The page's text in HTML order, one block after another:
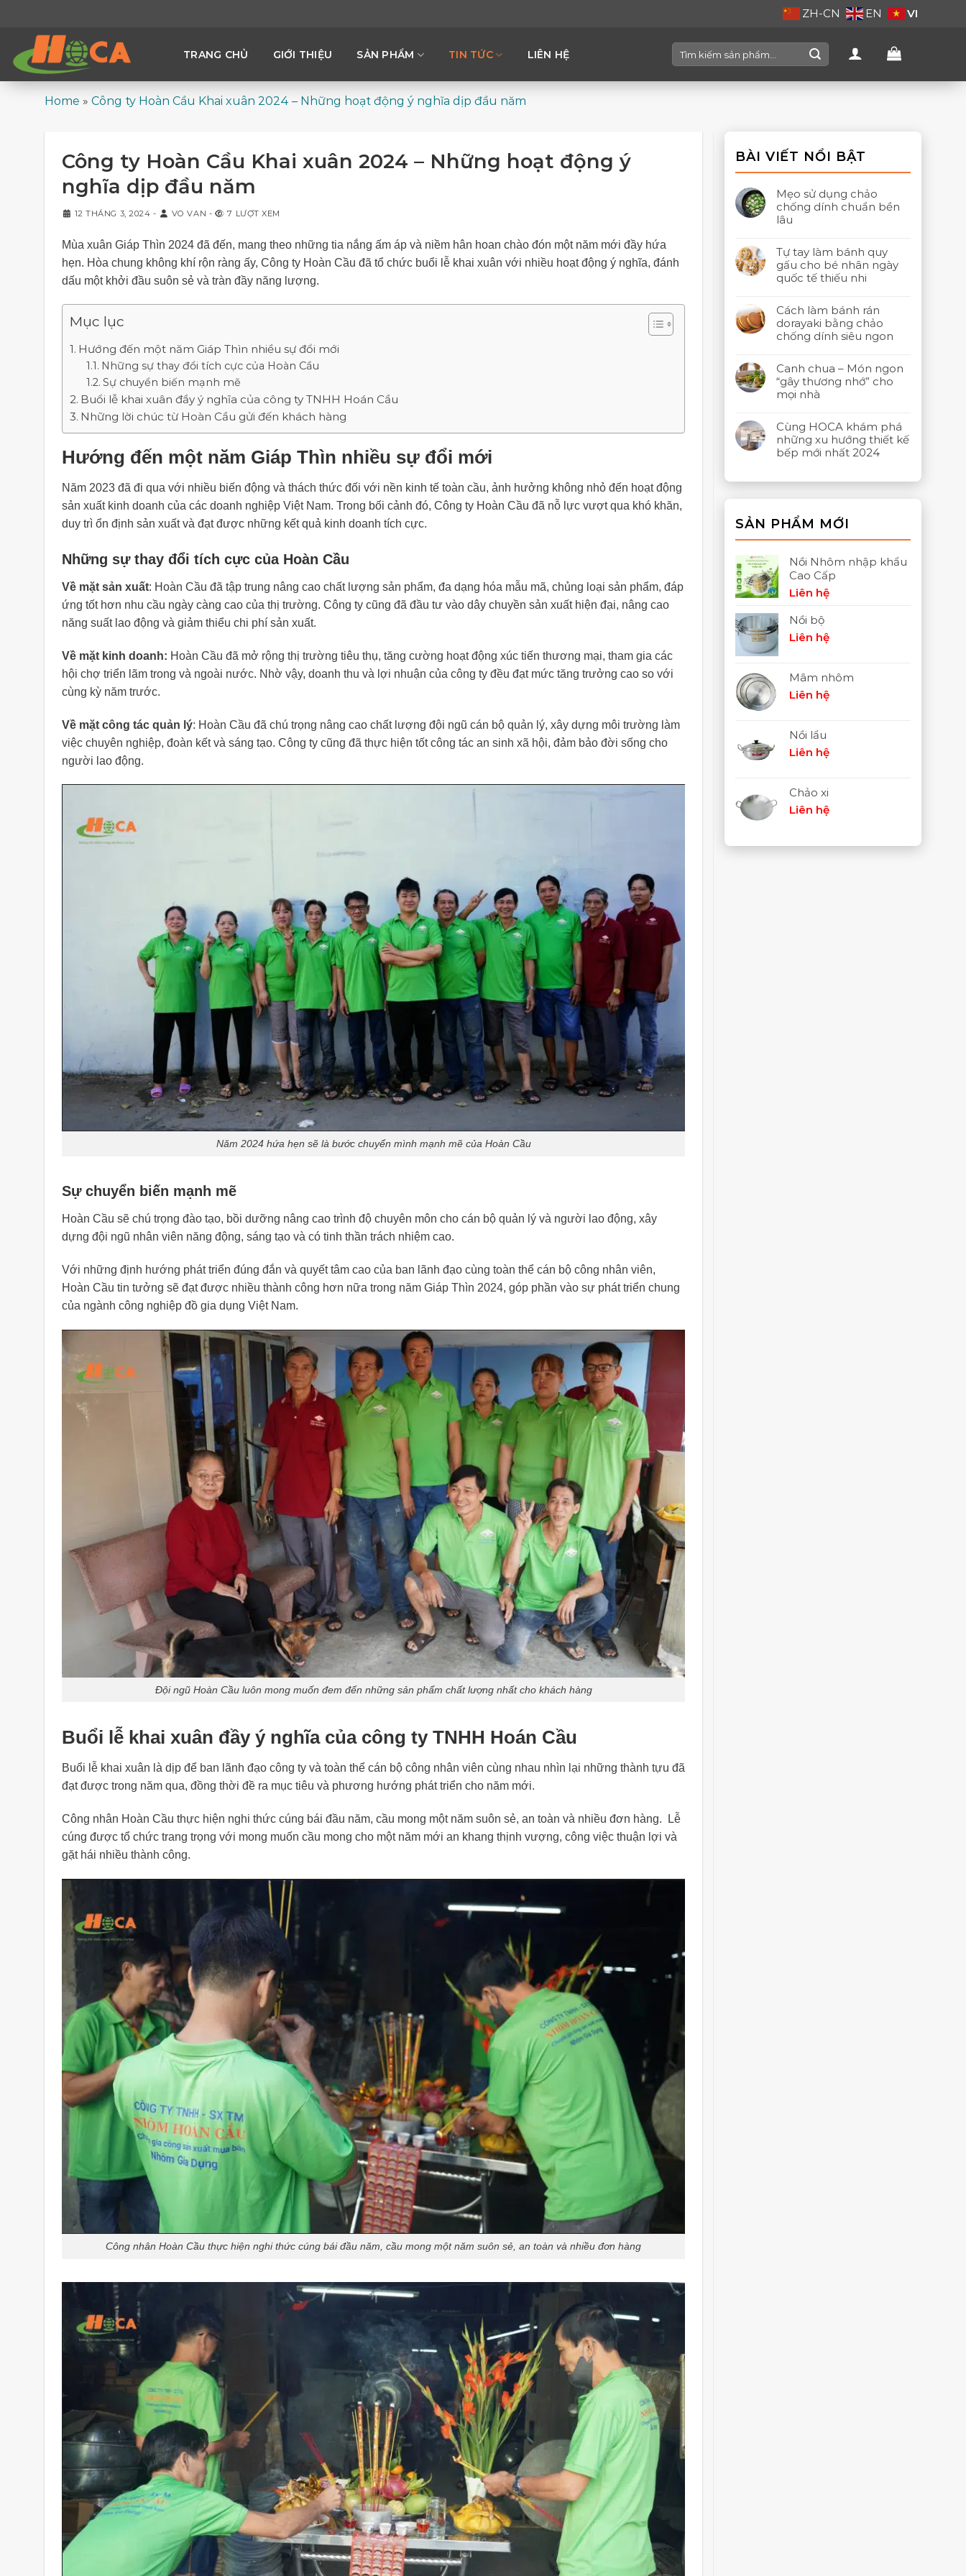
content
ZH-CN EN VI
TRANG CHỦ GIỚI THIỆU SẢN PHẨM TIN TỨC LIÊN HỆ
for:
Home » Công ty Hoàn Cầu Khai xuân 2024 – Những hoạt động ý nghĩa dịp đầu năm
Công ty Hoàn Cầu Khai xuân 2024 – Những hoạt động ý
nghĩa dịp đầu năm
12 THÁNG 3, 2024 - VO VAN - 7 LƯỢT XEM
Mùa xuân Giáp Thìn 2024 đã đến, mang theo những tia nắng ấm áp và niềm hân hoan chào đón một năm mới đầy hứa
hẹn. Hòa chung không khí rộn ràng ấy, Công ty Hoàn Cầu đã tổ chức buổi lễ khai xuân với nhiều hoạt động ý nghĩa, đánh
dấu một khởi đầu suôn sẻ và tràn đầy năng lượng.
Mục lục
Hướng đến một năm Giáp Thìn nhiều sự đổi mới
Những sự thay đổi tích cực của Hoàn Cầu
Sự chuyển biến mạnh mẽ
Buổi lễ khai xuân đầy ý nghĩa của công ty TNHH Hoán Cầu
Những lời chúc từ Hoàn Cầu gửi đến khách hàng
Hướng đến một năm Giáp Thìn nhiều sự đổi mới
Năm 2023 đã đi qua với nhiều biến động và thách thức đối với nền kinh tế toàn cầu, ảnh hưởng không nhỏ đến hoạt động
sản xuất kinh doanh của các doanh nghiệp Việt Nam. Trong bối cảnh đó, Công ty Hoàn Cầu đã nỗ lực vượt qua khó khăn,
duy trì ổn định sản xuất và đạt được những kết quả kinh doanh tích cực.
Những sự thay đổi tích cực của Hoàn Cầu
Về mặt sản xuất: Hoàn Cầu đã tập trung nâng cao chất lượng sản phẩm, đa dạng hóa mẫu mã, chủng loại sản phẩm, đáp
ứng tốt hơn nhu cầu ngày càng cao của thị trường. Công ty cũng đã đầu tư vào dây chuyền sản xuất hiện đại, nâng cao
năng suất lao động và giảm thiểu chi phí sản xuất.
Về mặt kinh doanh: Hoàn Cầu đã mở rộng thị trường tiêu thụ, tăng cường hoạt động xúc tiến thương mại, tham gia các
hội chợ triển lãm trong và ngoài nước. Nhờ vậy, doanh thu và lợi nhuận của công ty đều đạt mức tăng trưởng cao so với
cùng kỳ năm trước.
Về mặt công tác quản lý: Hoàn Cầu đã chú trọng nâng cao chất lượng đội ngũ cán bộ quản lý, xây dựng môi trường làm
việc chuyên nghiệp, đoàn kết và sáng tạo. Công ty cũng đã thực hiện tốt công tác an sinh xã hội, đảm bảo đời sống cho
người lao động.
Năm 2024 hứa hẹn sẽ là bước chuyển mình mạnh mẽ của Hoàn Cầu
Sự chuyển biến mạnh mẽ
Hoàn Cầu sẽ chú trọng đào tạo, bồi dưỡng nâng cao trình độ chuyên môn cho cán bộ quản lý và người lao động, xây
dựng đội ngũ nhân viên năng động, sáng tạo và có tinh thần trách nhiệm cao.
Với những định hướng phát triển đúng đắn và quyết tâm cao của ban lãnh đạo cùng toàn thể cán bộ công nhân viên,
Hoàn Cầu tin tưởng sẽ đạt được nhiều thành công hơn nữa trong năm Giáp Thìn 2024, góp phần vào sự phát triển chung
của ngành công nghiệp đồ gia dụng Việt Nam.
Đội ngũ Hoàn Cầu luôn mong muốn đem đến những sản phẩm chất lượng nhất cho khách hàng
Buổi lễ khai xuân đầy ý nghĩa của công ty TNHH Hoán Cầu
Buổi lễ khai xuân là dịp để ban lãnh đạo công ty và toàn thể cán bộ công nhân viên cùng nhau nhìn lại những thành tựu đã
đạt được trong năm qua, đồng thời đề ra mục tiêu và phương hướng phát triển cho năm mới.
Công nhân Hoàn Cầu thực hiện nghi thức cúng bái đầu năm, cầu mong một năm suôn sẻ, an toàn và nhiều đơn hàng. Lễ
cúng được tổ chức trang trọng với mong muốn cầu mong cho một năm mới an khang thịnh vượng, công việc thuận lợi và
gặt hái nhiều thành công.
Công nhân Hoàn Cầu thực hiện nghi thức cúng bái đầu năm, cầu mong một năm suôn sẻ, an toàn và nhiều đơn hàng
BÀI VIẾT NỔI BẬT
Mẹo sử dụng chảo
chống dính chuẩn bền
lâu
Tự tay làm bánh quy
gấu cho bé nhân ngày
quốc tế thiếu nhi
Cách làm bánh rán
dorayaki bằng chảo
chống dính siêu ngon
Canh chua – Món ngon
“gây thương nhớ” cho
mọi nhà
Cùng HOCA khám phá
những xu hướng thiết kế
bếp mới nhất 2024
SẢN PHẨM MỚI
Nồi Nhôm nhập khẩu
Cao Cấp
Liên hệ
Nồi bộ
Liên hệ
Mâm nhôm
Liên hệ
Nồi lẩu
Liên hệ
Chảo xi
Liên hệ